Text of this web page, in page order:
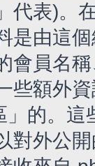
代表)。
是由這
會員名
些額外
」的。
對外公